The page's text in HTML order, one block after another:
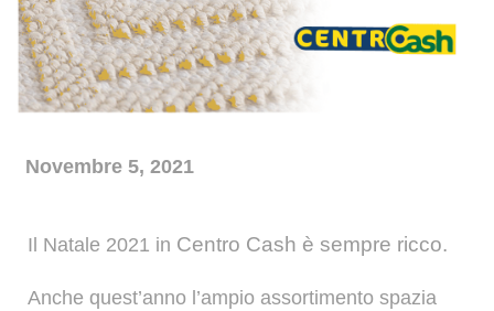
News
Novembre 5, 2021
Il Natale 2021 in Centro Cash è sempre ricco.
Anche quest’anno l’ampio assortimento spazia